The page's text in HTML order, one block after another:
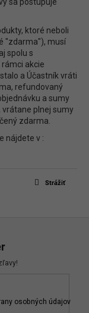
ktoré neboli
"zdarma"), musí
spolu s
akcie
a Účastník vráti
refundovaný
a sumy
vrátane plnej sumy
zdarma.
nájdete v :
Strážiť
osobných údajov